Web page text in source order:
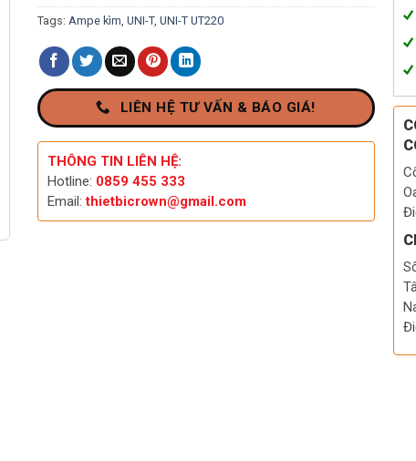
Tags: Ampe kìm ,UNI-T,UNI-T UT220
LIÊN HỆ TƯ VẤN & BÁO GIÁ!
THÔNG TIN LIÊN HỆ:
Hotline: 0859 455 333
Email:thietbicrown@gmail.com